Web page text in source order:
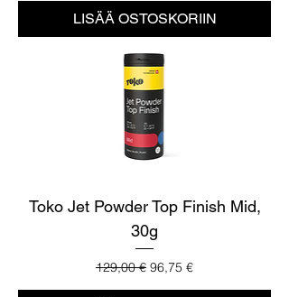
LISÄÄ OSTOSKORIIN
Toko Jet Powder Top Finish Mid,
30g
Normaali hinta
129,00 € Alehinta
96,75 €